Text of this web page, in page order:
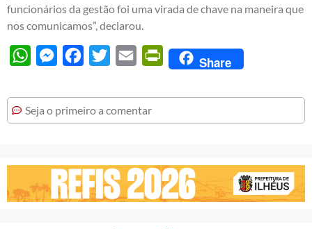
funcionários da gestão foi uma virada de chave na maneira que
nos comunicamos”, declarou.
WhatsAppMessengerFacebook
Twitter Email PrintFriendly
Share
Seja o primeiro a comentar